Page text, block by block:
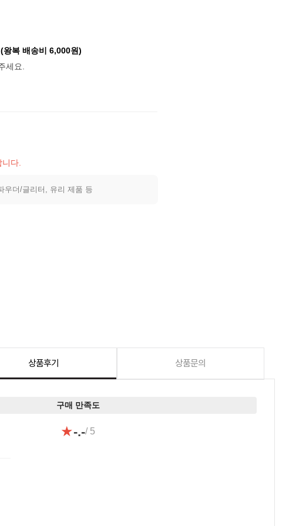
(왕복 배송비 6,000원)
세요.
니다.
우더/글리터, 유리 제품 등
상품후기 상품문의
구매 만족도
★-.-/ 5